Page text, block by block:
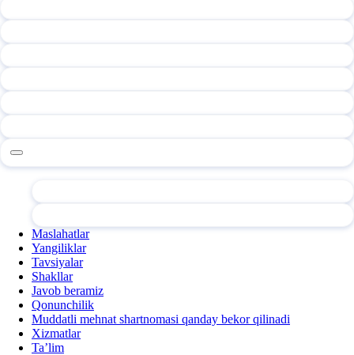
Maslahatlar
Yangiliklar
Tavsiyalar
Shakllar
Javob beramiz
Qonunchilik
Muddatli mehnat shartnomasi qanday bekor qilinadi
Xizmatlar
Ta’lim